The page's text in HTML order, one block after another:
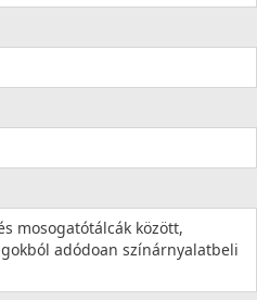
mosogatótálcák között,
adódoan színárnyalatbeli